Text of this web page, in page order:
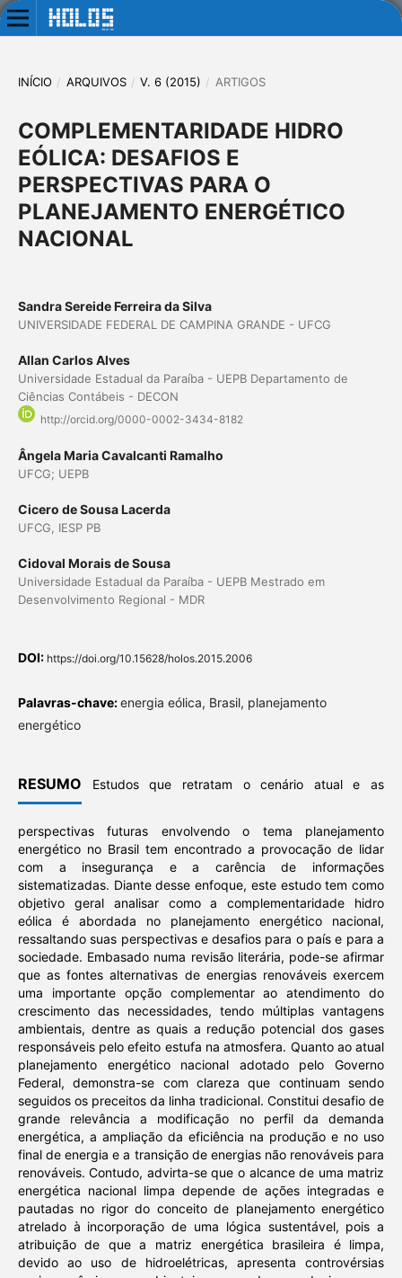
INÍCIO / ARQUIVOS / V. 6 (2015) / ARTIGOS
COMPLEMENTARIDADE HIDRO
EÓLICA: DESAFIOS E
PERSPECTIVAS PARA O
PLANEJAMENTO ENERGÉTICO
NACIONAL
Sandra Sereide Ferreira da Silva
UNIVERSIDADE FEDERAL DE CAMPINA GRANDE - UFCG
Allan Carlos Alves
Universidade Estadual da Paraíba - UEPB Departamento de
Ciências Contábeis - DECON
http://orcid.org/0000-0002-3434-8182
Ângela Maria Cavalcanti Ramalho
UFCG; UEPB
Cicero de Sousa Lacerda
UFCG, IESP PB
Cidoval Morais de Sousa
Universidade Estadual da Paraíba - UEPB Mestrado em
Desenvolvimento Regional - MDR
DOI: https://doi.org/10.15628/holos.2015.2006
Palavras-chave:energia eólica, Brasil, planejamento
energético
RESUMO Estudos que retratam o cenário atual e as
perspectivas futuras envolvendo o tema planejamento
energético no Brasil tem encontrado a provocação de lidar
com a insegurança e a carência de informações
sistematizadas. Diante desse enfoque, este estudo tem como
objetivo geral analisar como a complementaridade hidro
eólica é abordada no planejamento energético nacional,
ressaltando suas perspectivas e desafios para o país e para a
sociedade. Embasado numa revisão literária, pode-se afirmar
que as fontes alternativas de energias renováveis exercem
uma importante opção complementar ao atendimento do
crescimento das necessidades, tendo múltiplas vantagens
ambientais, dentre as quais a redução potencial dos gases
responsáveis pelo efeito estufa na atmosfera. Quanto ao atual
planejamento energético nacional adotado pelo Governo
Federal, demonstra-se com clareza que continuam sendo
seguidos os preceitos da linha tradicional. Constitui desafio de
grande relevância a modificação no perfil da demanda
energética, a ampliação da eficiência na produção e no uso
final de energia e a transição de energias não renováveis para
renováveis. Contudo, advirta-se que o alcance de uma matriz
energética nacional limpa depende de ações integradas e
pautadas no rigor do conceito de planejamento energético
atrelado à incorporação de uma lógica sustentável, pois a
atribuição de que a matriz energética brasileira é limpa,
devido ao uso de hidroelétricas, apresenta controvérsias